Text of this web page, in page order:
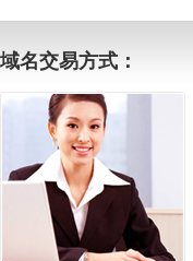
域名交易方式：